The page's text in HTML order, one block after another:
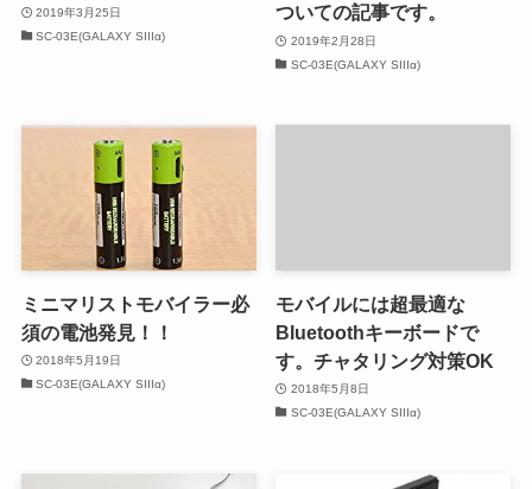
2019年3月25日
SC-03E(GALAXY SIIIα)
ついての記事です。
2019年2月28日
SC-03E(GALAXY SIIIα)
ミニマリストモバイラー必
須の電池発見！！
2018年5月19日
SC-03E(GALAXY SIIIα)
モバイルには超最適な
Bluetoothキーボードで
す。チャタリング対策OK
2018年5月8日
SC-03E(GALAXY SIIIα)